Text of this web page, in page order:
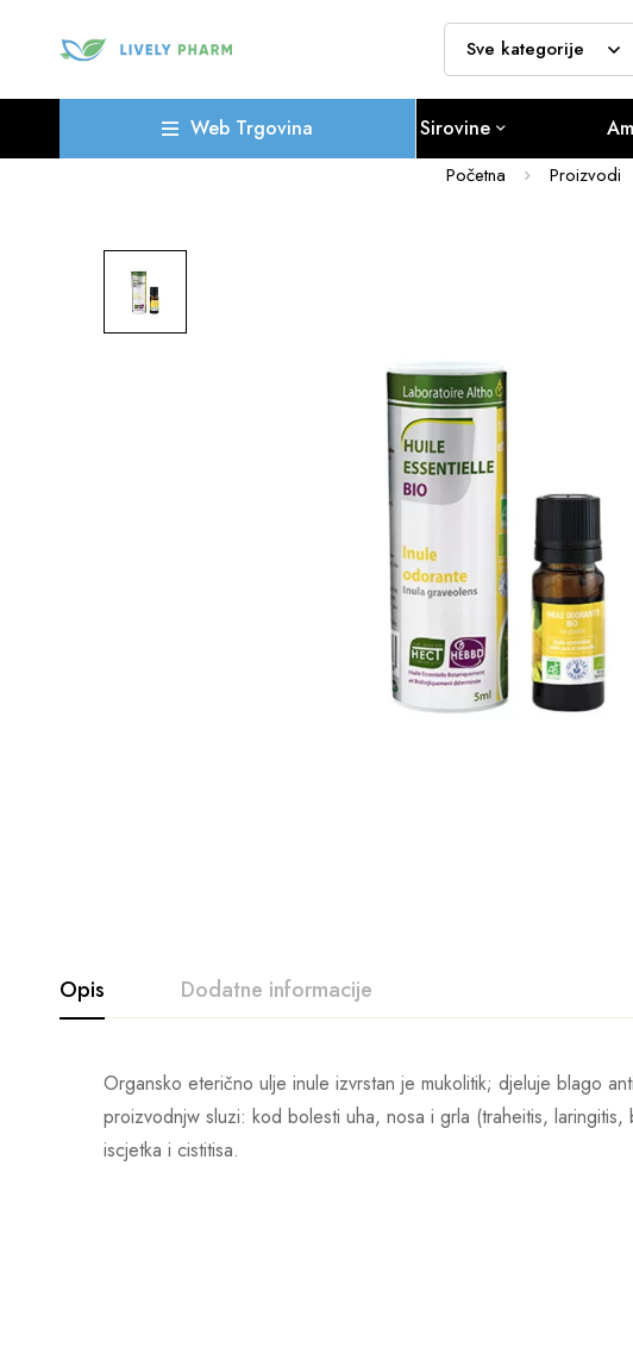
Web Trgovina Sirovine
Početna Proizvodi
Opis Dodatne informacije
Organsko eterično ulje inule izvrstan je mukolitik; djeluje blago
proizvodnjw sluzi: kod bolesti uha, nosa i grla (traheitis,
iscjetka i cistitisa.